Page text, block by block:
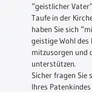
Kindergeburtstag
Konfirmation
Firmung
Erstkommunion
“geistlicher
Taufe in der
haben Sie sich
geistige Wohl des
mitzusorgen und
unterstützen.
Sicher fragen Sie
Ihres Patenkindes